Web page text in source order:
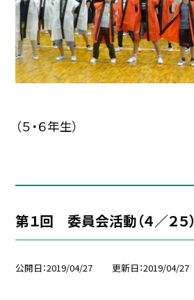
（５・６年生）
第１回 委員会活動（４／２５）
公開日 2019/04/27 更新日 2019/04/27